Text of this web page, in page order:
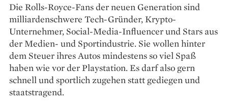
Die Rolls-Royce-Fans der neuen Generation sind
milliardenschwere Tech-Gründer, Krypto-
Unternehmer, Social-Media-Influencer und Stars aus
der Medien- und Sportindustrie. Sie wollen hinter
dem Steuer ihres Autos mindestens so viel Spaß
haben wie vor der Playstation. Es darf also gern
schnell und sportlich zugehen statt gediegen und
staatstragend.